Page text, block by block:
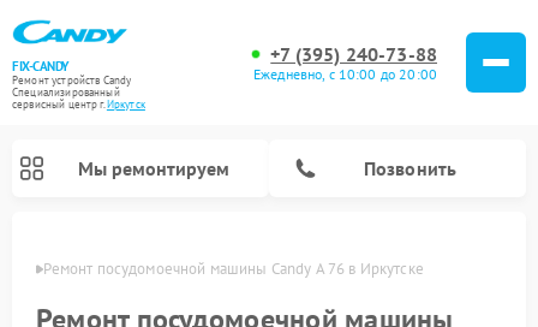
FIX-CANDY
Ремонт устройств Candy
Специализированный
cервисный центр г.Иркутск
+7 (395) 240-73-88
Ежедневно, с 10:00 до 20:00
Мы ремонтируем Позвонить
Ремонт посудомоечной машины Candy A 76 в Иркутске
Ремонт посудомоечной машины